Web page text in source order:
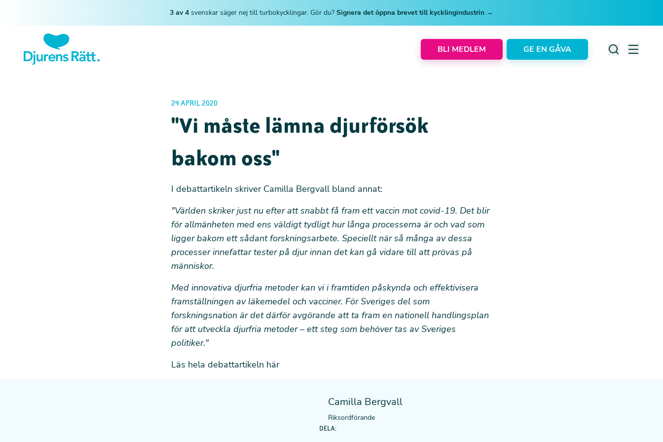
3 av 4 svenskar säger nej till turbokycklingar. Gör du? Signera det öppna brevet till kycklingindustrin →
BLI MEDLEM GE EN GÅVA
24 APRIL 2020
"Vi måste lämna djurförsök
bakom oss"
I debattartikeln skriver Camilla Bergvall bland annat:
"Världen skriker just nu efter att snabbt få fram ett vaccin mot covid-19. Det blir
för allmänheten med ens väldigt tydligt hur långa processerna är och vad som
ligger bakom ett sådant forskningsarbete. Speciellt när så många av dessa
processer innefattar tester på djur innan det kan gå vidare till att prövas på
människor.
Med innovativa djurfria metoder kan vi i framtiden påskynda och effektivisera
framställningen av läkemedel och vacciner. För Sveriges del som
forskningsnation är det därför avgörande att ta fram en nationell handlingsplan
för att utveckla djurfria metoder – ett steg som behöver tas av Sveriges
politiker."
Läs hela debattartikeln här
Camilla Bergvall
Riksordförande
DELA: